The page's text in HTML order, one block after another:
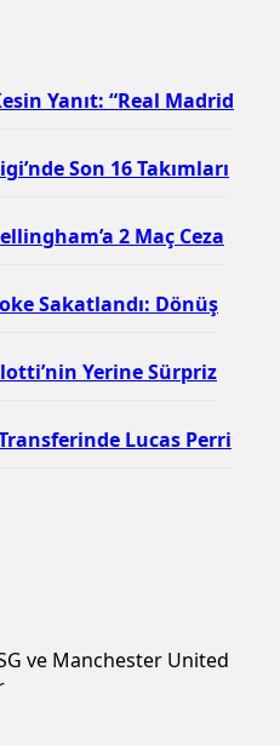
Yanıt: “Real Madrid
Son 16 Takımları
2 Maç Ceza
Sakatlandı: Dönüş
Yerine Sürpriz
Lucas Perri
ve Manchester United